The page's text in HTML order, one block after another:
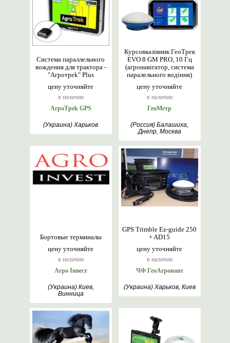
цену уточняйте
в наличии
Система параллельного
вождения для трактора -
"Aгрoтрek" Plus
AгрoTреk GPS
(Украина) Харьков
цену уточняйте
в наличии
Курсовказівник ГеоТрек
EVO 8 GM PRO, 10 Гц
(агронавігатор, система
паралельного водіння)
ГеоМетр
(Россия) Балашиха,
Днепр, Москва
цену уточняйте
в наличии
Бортовые терминалы
Агро Інвест
(Украина) Киев,
Винница
цену уточняйте
в наличии
GPS Trimble Ez-guide 250
+ AD15
ЧФ ГеоАгронавт
(Украина) Харьков, Киев